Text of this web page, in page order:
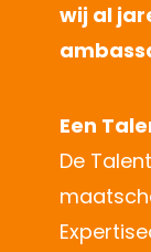
wij al
Een
De